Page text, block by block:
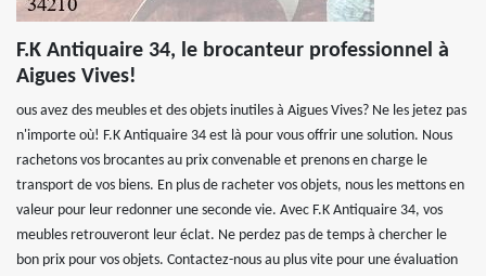
F.K Antiquaire 34, le brocanteur professionnel à
Aigues Vives!
ous avez des meubles et des objets inutiles à Aigues Vives? Ne les jetez pas
n'importe où! F.K Antiquaire 34 est là pour vous offrir une solution. Nous
rachetons vos brocantes au prix convenable et prenons en charge le
transport de vos biens. En plus de racheter vos objets, nous les mettons en
valeur pour leur redonner une seconde vie. Avec F.K Antiquaire 34, vos
meubles retrouveront leur éclat. Ne perdez pas de temps à chercher le
bon prix pour vos objets. Contactez-nous au plus vite pour une évaluation